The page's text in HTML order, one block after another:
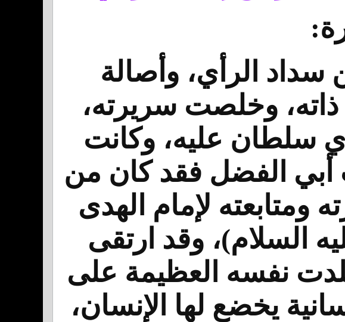
سداد الرأي، وأصالة
ذاته، وخلصت سريرته،
سلطان عليه، وكانت
أبي الفضل فقد كان من
ومتابعته لإمام الهدى
السلام)، وقد ارتقى
نفسه العظيمة على
يخضع لها الإنسان،